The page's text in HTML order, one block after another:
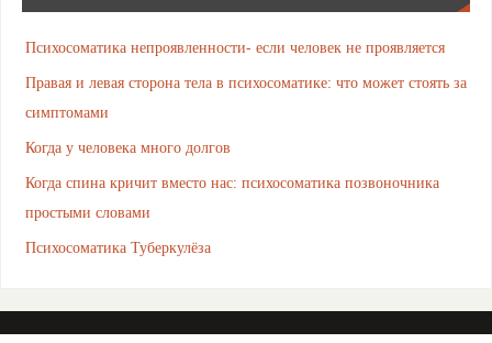
Психосоматика непроявленности- если человек не проявляется
Правая и левая сторона тела в психосоматике: что может стоять за
симптомами
Когда у человека много долгов
Когда спина кричит вместо нас: психосоматика позвоночника
простыми словами
Психосоматика Туберкулёза